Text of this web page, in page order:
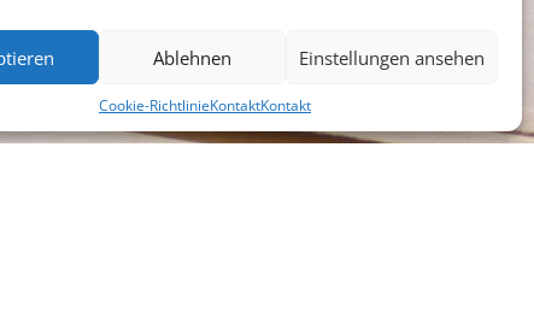
Ablehnen Einstellungen ansehen
Cookie-RichtlinieKontaktKontakt